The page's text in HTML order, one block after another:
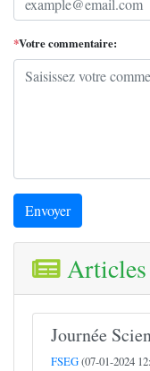
*Votre commentaire:
Envoyer
Articles
Journée
FSEG(07-01-2024